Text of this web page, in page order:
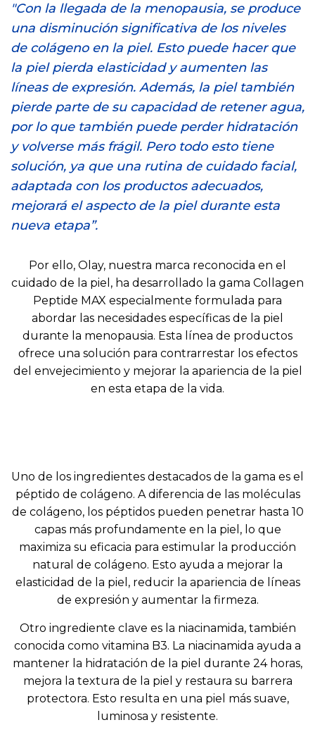
"Con la llegada de la menopausia, se produce
una disminución significativa de los niveles
de colágeno en la piel. Esto puede hacer que
la piel pierda elasticidad y aumenten las
líneas de expresión. Además, la piel también
pierde parte de su capacidad de retener agua,
por lo que también puede perder hidratación
y volverse más frágil. Pero todo esto tiene
solución, ya que una rutina de cuidado facial,
adaptada con los productos adecuados,
mejorará el aspecto de la piel durante esta
nueva etapa”.
Por ello, Olay, nuestra marca reconocida en el
cuidado de la piel, ha desarrollado la gama Collagen
Peptide MAX especialmente formulada para
abordar las necesidades específicas de la piel
durante la menopausia. Esta línea de productos
ofrece una solución para contrarrestar los efectos
del envejecimiento y mejorar la apariencia de la piel
en esta etapa de la vida.
Uno de los ingredientes destacados de la gama es el
péptido de colágeno. A diferencia de las moléculas
de colágeno, los péptidos pueden penetrar hasta 10
capas más profundamente en la piel, lo que
maximiza su eficacia para estimular la producción
natural de colágeno. Esto ayuda a mejorar la
elasticidad de la piel, reducir la apariencia de líneas
de expresión y aumentar la firmeza.
Otro ingrediente clave es la niacinamida, también
conocida como vitamina B3. La niacinamida ayuda a
mantener la hidratación de la piel durante 24 horas,
mejora la textura de la piel y restaura su barrera
protectora. Esto resulta en una piel más suave,
luminosa y resistente.